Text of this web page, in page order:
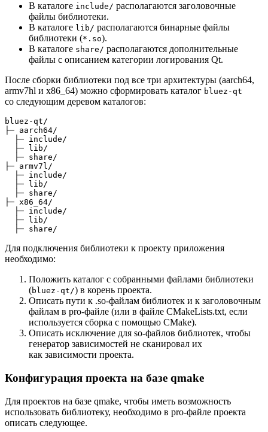
В каталоге include/ располагаются заголовочные
файлы библиотеки.
В каталоге lib/ располагаются бинарные файлы
библиотеки (*.so).
В каталоге share/ располагаются дополнительные
файлы с описанием категории логирования Qt.
После сборки библиотеки под все три архитектуры (aarch64,
armv7hl и x86_64) можно сформировать каталог bluez-qt
со следующим деревом каталогов:
bluez-qt/
├─ aarch64/
  ├─ include/
  ├─ lib/
  ├─ share/
├─ armv7l/
  ├─ include/
  ├─ lib/
  ├─ share/
├─ x86_64/
  ├─ include/
  ├─ lib/
Для подключения библиотеки к проекту приложения
необходимо:
Положить каталог с собранными файлами библиотеки
(bluez-qt/) в корень проекта.
Описать пути к .so-файлам библиотек и к заголовочным
файлам в pro-файле (или в файле CMakeLists.txt, если
используется сборка с помощью CMake).
Описать исключение для so-файлов библиотек, чтобы
генератор зависимостей не сканировал их
как зависимости проекта.
Конфигурация проекта на базе qmake
Для проектов на базе qmake, чтобы иметь возможность
использовать библиотеку, необходимо в pro-файле проекта
описать следующее.